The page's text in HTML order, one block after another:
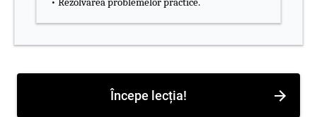
• Rezolvarea problemelor practice.
Începe lecția!